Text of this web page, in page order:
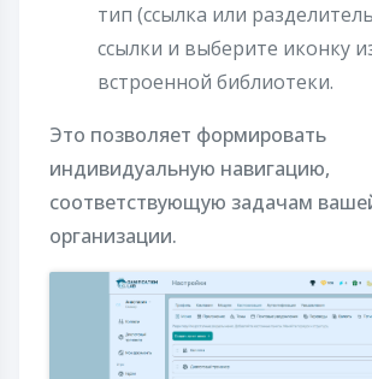
тип (ссылка или
ссылки и выберите иконку
встроенной библиотеки.
Это позволяет формировать
индивидуальную навигацию,
соответствующую задачам
организации.